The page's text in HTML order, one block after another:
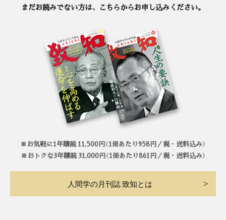
まだお読みでない方は、こちらからお申し込みください。
※お気軽に1年購読 11,500円（1冊あたり958円／税・送料込み）
※おトクな3年購読 31,000円（1冊あたり861円／税・送料込み）
人間学の月刊誌 致知とは